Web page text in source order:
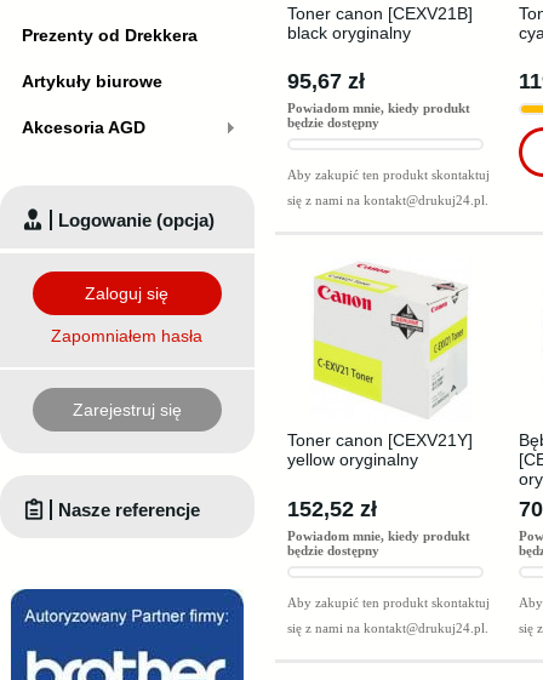
Toner canon [CEXV21B]
black oryginalny
95,67 zł
Powiadom mnie, kiedy produkt
będzie dostępny
Aby zakupić ten produkt skontaktuj
się z nami na kontakt@drukuj24.pl
Toner canon [CEXV21Y]
yellow oryginalny
152,52 zł
Powiadom mnie, kiedy produkt
będzie dostępny
Aby zakupić ten produkt skontaktuj
się z nami na kontakt@drukuj24.pl
się
Prezenty od Drekkera
Artykuły biurowe
Akcesoria AGD
Logowanie (opcja)
Zaloguj się
Zapomniałem hasła
Zarejestruj się
Nasze referencje